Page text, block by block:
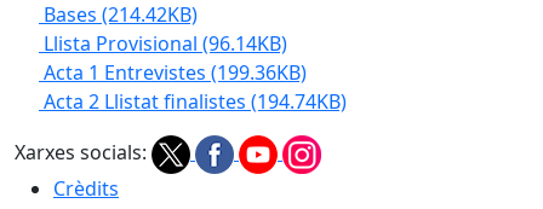
Bases (214.42KB)
Llista Provisional (96.14KB)
Acta 1 Entrevistes (199.36KB)
Acta 2 Llistat finalistes (194.74KB)
Xarxes socials:
Crèdits